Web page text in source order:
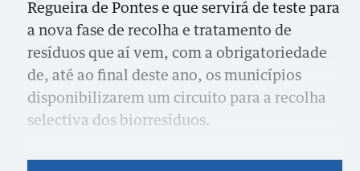
Regueira de Pontes e que servirá de teste para
a nova fase de recolha e tratamento de
resíduos que aí vem, com a obrigatoriedade
de, até ao final deste ano, os municípios
disponibilizarem um circuito para a recolha
selectiva dos biorresíduos.